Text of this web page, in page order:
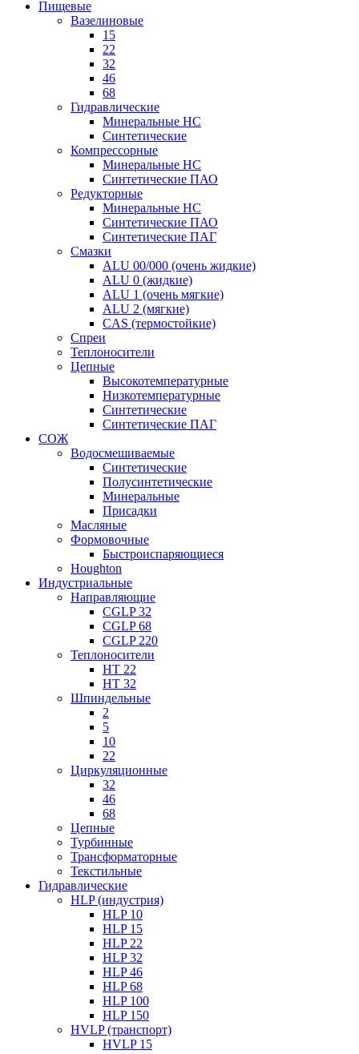
Пищевые
Вазелиновые
15
22
32
46
68
Гидравлические
Минеральные HC
Синтетические
Компрессорные
Минеральные HC
Синтетические ПАО
Редукторные
Минеральные HC
Синтетические ПАО
Синтетические ПАГ
Смазки
ALU 00/000 (очень жидкие)
ALU 0 (жидкие)
ALU 1 (очень мягкие)
ALU 2 (мягкие)
CAS (термостойкие)
Спреи
Теплоносители
Цепные
Высокотемпературные
Низкотемпературные
Синтетические
Синтетические ПАГ
СОЖ
Водосмешиваемые
Синтетические
Полусинтетические
Минеральные
Присадки
Масляные
Формовочные
Быстроиспаряющиеся
Houghton
Индустриальные
Направляющие
CGLP 32
CGLP 68
CGLP 220
Теплоносители
HT 22
HT 32
Шпиндельные
2
5
10
22
Циркуляционные
32
46
68
Цепные
Турбинные
Трансформаторные
Текстильные
Гидравлические
HLP (индустрия)
HLP 10
HLP 15
HLP 22
HLP 32
HLP 46
HLP 68
HLP 100
HLP 150
HVLP (транспорт)
HVLP 15